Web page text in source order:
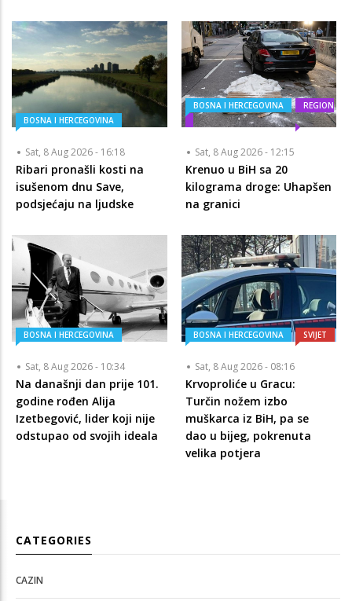
BOSNA I HERCEGOVINA
Sat, 8 Aug 2026 - 16:18
Ribari pronašli kosti na
isušenom dnu Save,
podsjećaju na ljudske
BOSNA I HERCEGOVINA REGION
Sat, 8 Aug 2026 - 12:15
Krenuo u BiH sa 20
kilograma droge: Uhapšen
na granici
BOSNA I HERCEGOVINA
Sat, 8 Aug 2026 - 10:34
Na današnji dan prije 101.
godine rođen Alija
Izetbegović, lider koji nije
odstupao od svojih ideala
BOSNA I HERCEGOVINA SVIJET
Sat, 8 Aug 2026 - 08:16
Krvoproliće u Gracu:
Turčin nožem izbo
muškarca iz BiH, pa se
dao u bijeg, pokrenuta
velika potjera
CATEGORIES
CAZIN